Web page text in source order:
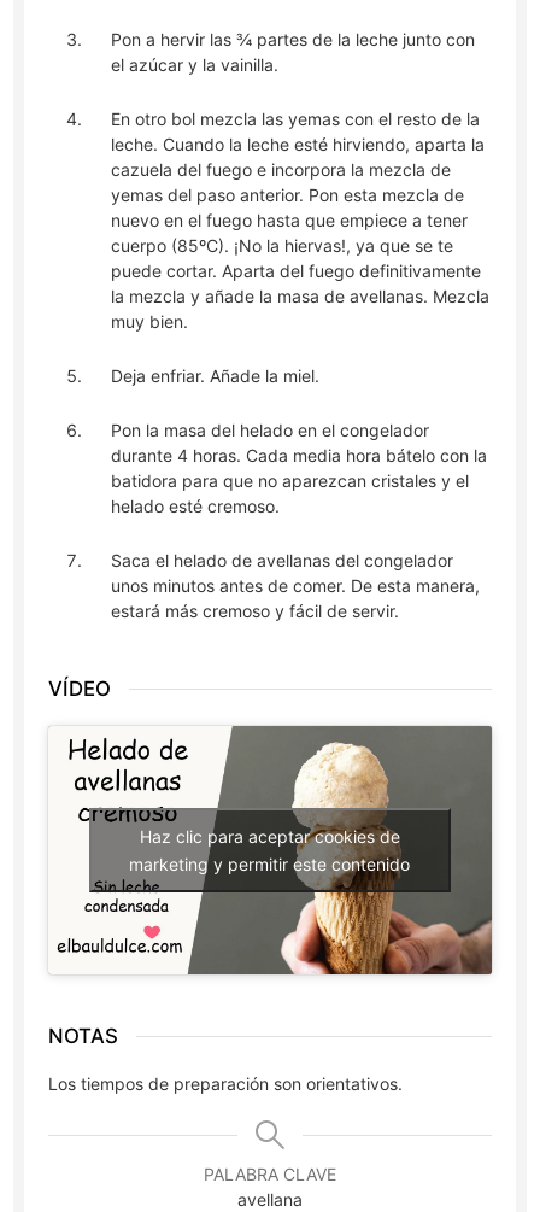
Pon a hervir las ¾ partes de la leche junto con
el azúcar y la vainilla.
En otro bol mezcla las yemas con el resto de la
leche. Cuando la leche esté hirviendo, aparta la
cazuela del fuego e incorpora la mezcla de
yemas del paso anterior. Pon esta mezcla de
nuevo en el fuego hasta que empiece a tener
cuerpo (85ºC). ¡No la hiervas!, ya que se te
puede cortar. Aparta del fuego definitivamente
la mezcla y añade la masa de avellanas. Mezcla
muy bien.
Deja enfriar. Añade la miel.
Pon la masa del helado en el congelador
durante 4 horas. Cada media hora bátelo con la
batidora para que no aparezcan cristales y el
helado esté cremoso.
Saca el helado de avellanas del congelador
unos minutos antes de comer. De esta manera,
estará más cremoso y fácil de servir.
VÍDEO
Haz clic para aceptar cookies de
marketing y permitir este contenido
NOTAS
Los tiempos de preparación son orientativos.
PALABRA CLAVE
avellana